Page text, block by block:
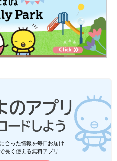
合った情報を毎日お届け
長く使える無料アプリ